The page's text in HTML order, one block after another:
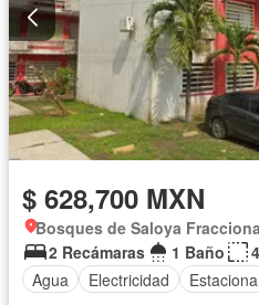
$ 628,700 MXN
Bosques de Saloya
2 Recámaras
1 Baño
Agua
Electricidad